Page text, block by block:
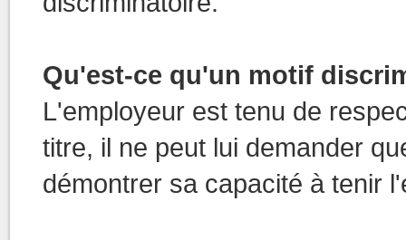
Qu'est-ce qu'un motif
L'employeur est tenu de
titre, il ne peut lui demander
démontrer sa capacité à tenir